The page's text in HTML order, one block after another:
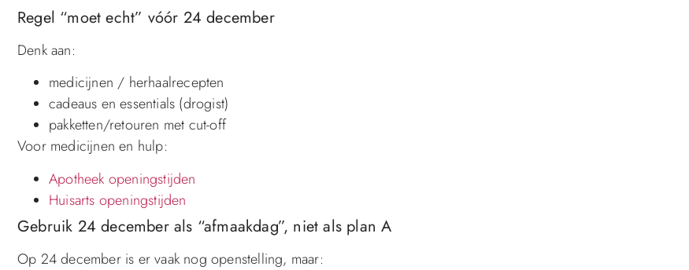
Regel “moet echt” vóór 24 december
Denk aan:
medicijnen / herhaalrecepten
cadeaus en essentials (drogist)
pakketten/retouren met cut-off
Voor medicijnen en hulp:
Apotheek openingstijden
Huisarts openingstijden
Gebruik 24 december als “afmaakdag”, niet als plan A
Op 24 december is er vaak nog openstelling, maar: